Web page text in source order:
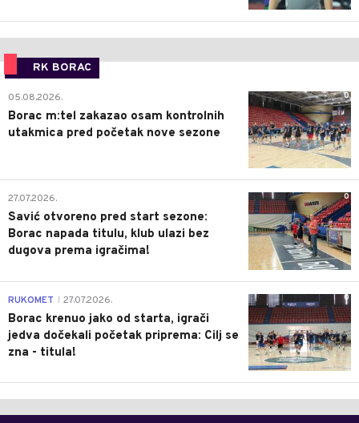
RK BORAC
0
05.08.2026.
Borac m:tel zakazao osam kontrolnih
utakmica pred početak nove sezone
0
27.07.2026.
Savić otvoreno pred start sezone:
Borac napada titulu, klub ulazi bez
dugova prema igračima!
0
RUKOMET 27.07.2026.
Borac krenuo jako od starta, igrači
jedva dočekali početak priprema: Cilj se
zna - titula!